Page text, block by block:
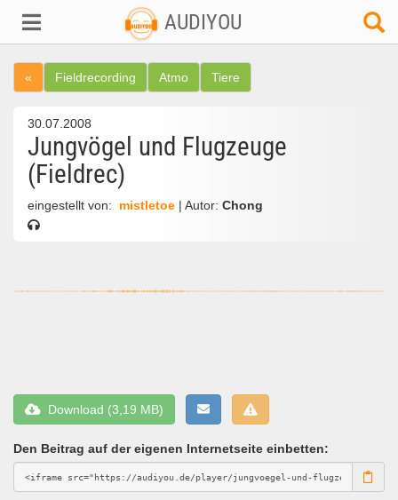
AUDIYOU
« Fieldrecording Atmo Tiere
30.07.2008
Jungvögel und Flugzeuge
(Fieldrec)
eingestellt von: mistletoe | Autor: Chong
Download (3,19 MB)
Den Beitrag auf der eigenen Internetseite einbetten: